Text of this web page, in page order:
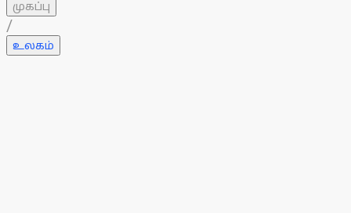
முகப்பு
/
உலகம்